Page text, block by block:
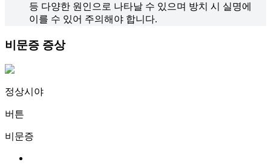
등 다양한 원인으로 나타날 수 있으며 방치 시 실명에
이를 수 있어 주의해야 합니다.
비문증 증상
정상시야
버튼
비문증